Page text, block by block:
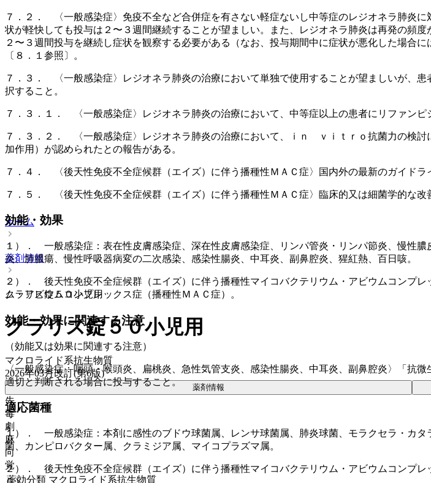
７．２． 〈一般感染症〉免疫不全など合併症を有さない軽症ないし中等症のレジオネラ肺炎
状が軽快しても投与は２〜３週間継続することが望ましい。また、レジオネラ肺炎は再発の頻
２〜３週間投与を継続し症状を観察する必要がある（なお、投与期間中に症状が悪化した場合
〔８．１参照〕。
７．３． 〈一般感染症〉レジオネラ肺炎の治療において単独で使用することが望ましいが、
択すること。
７．３．１． 〈一般感染症〉レジオネラ肺炎の治療において、中等症以上の患者にリファンピ
７．３．２． 〈一般感染症〉レジオネラ肺炎の治療において、ｉｎ ｖｉｔｒｏ抗菌力の検
加作用）が認められたとの報告がある。
７．４． 〈後天性免疫不全症候群（エイズ）に伴う播種性ＭＡＣ症〉国内外の最新のガイドラ
７．５． 〈後天性免疫不全症候群（エイズ）に伴う播種性ＭＡＣ症〉臨床的又は細菌学的な改
効能・効果
１）． 一般感染症：表在性皮膚感染症、深在性皮膚感染症、リンパ管炎・リンパ節炎、慢性
炎、肺膿瘍、慢性呼吸器病変の二次感染、感染性腸炎、中耳炎、副鼻腔炎、猩紅熱、百日咳。
２）． 後天性免疫不全症候群（エイズ）に伴う播種性マイコバクテリウム・アビウムコンプ
ム・アビウムコンプレックス症（播種性ＭＡＣ症）。
効能・効果に関連する注意
（効能又は効果に関連する注意）
〈一般感染症：咽頭・喉頭炎、扁桃炎、急性気管支炎、感染性腸炎、中耳炎、副鼻腔炎〉「抗
適切と判断される場合に投与すること。
適応菌種
１）． 一般感染症：本剤に感性のブドウ球菌属、レンサ球菌属、肺炎球菌、モラクセラ・カ
菌、カンピロバクター属、クラミジア属、マイコプラズマ属。
２）． 後天性免疫不全症候群（エイズ）に伴う播種性マイコバクテリウム・アビウムコンプ
ホーム
薬剤情報
クラリス錠５０小児用
クラリス錠５０小児用
マクロライド系抗生物質
2026年03月改訂(第6版)
薬剤情報
先
毒
劇
麻
向
覚
薬効分類 マクロライド系抗生物質